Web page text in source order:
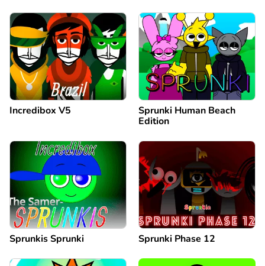
Incredibox V5
Sprunki Human Beach
Edition
Sprunkis Sprunki Sprunki Phase 12